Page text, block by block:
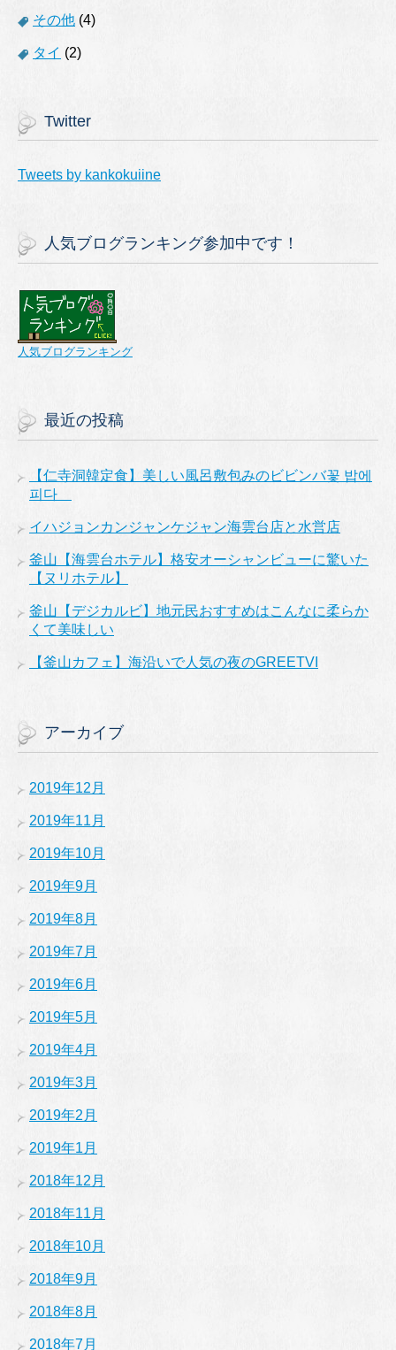
その他 (4)
タイ (2)
Twitter
Tweets by kankokuiine
人気ブログランキング参加中です！
人気ブログランキング
最近の投稿
【仁寺洞韓定食】美しい風呂敷包みのビビンバ꽃 밥에
피다
イハジョンカンジャンケジャン海雲台店と水営店
釜山【海雲台ホテル】格安オーシャンビューに驚いた
【ヌリホテル】
釜山【デジカルビ】地元民おすすめはこんなに柔らか
くて美味しい
【釜山カフェ】海沿いで人気の夜のGREETVI
アーカイブ
2019年12月
2019年11月
2019年10月
2019年9月
2019年8月
2019年7月
2019年6月
2019年5月
2019年4月
2019年3月
2019年2月
2019年1月
2018年12月
2018年11月
2018年10月
2018年9月
2018年8月
2018年7月